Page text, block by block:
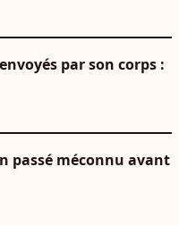
par son corps :
passé méconnu avant